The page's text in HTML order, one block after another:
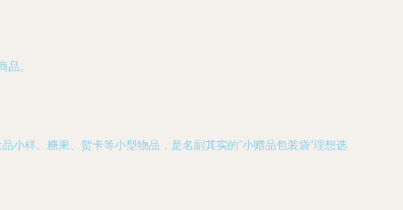
。
小样、糖果、贺卡等小型物品，是名副其实的“小赠品包装袋”理想选